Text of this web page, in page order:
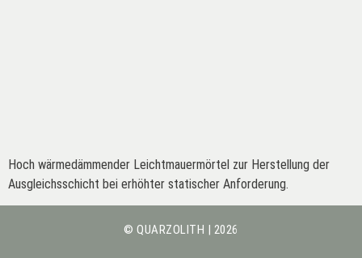
Hoch wärmedämmender Leichtmauermörtel zur Herstellung der
Ausgleichsschicht bei erhöhter statischer Anforderung.
© QUARZOLITH | 2026